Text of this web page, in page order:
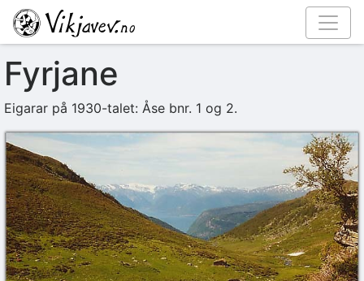
Fyrjane
Eigarar på 1930-talet: Åse bnr. 1 og 2.